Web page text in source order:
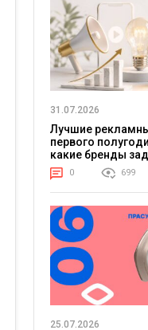
31.07.2026
Лучшие
первого
какие бренды
отрасли
0 699
25.07.2026